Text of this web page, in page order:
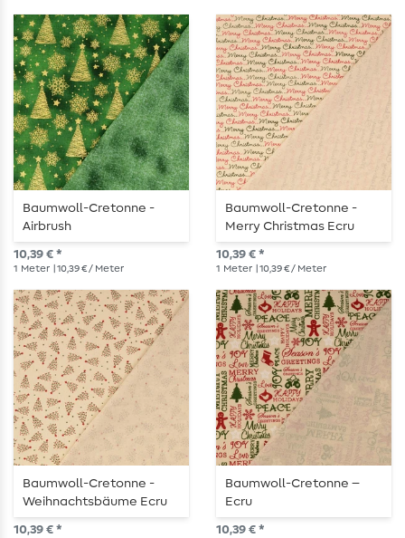
Baumwoll-Cretonne -
Airbrush
Weihnachtsbäume Grün
10,39 € *
1 Meter | 10,39 € / Meter
Baumwoll-Cretonne -
Merry Christmas Ecru
10,39 € *
1 Meter | 10,39 € / Meter
Baumwoll-Cretonne -
Weihnachtsbäume Ecru
10,39 € *
Baumwoll-Cretonne –
Ecru
10,39 € *